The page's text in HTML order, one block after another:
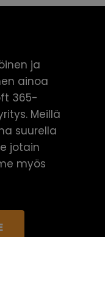
ja
ainoa
365-
Meillä
suurella
jotain
myös